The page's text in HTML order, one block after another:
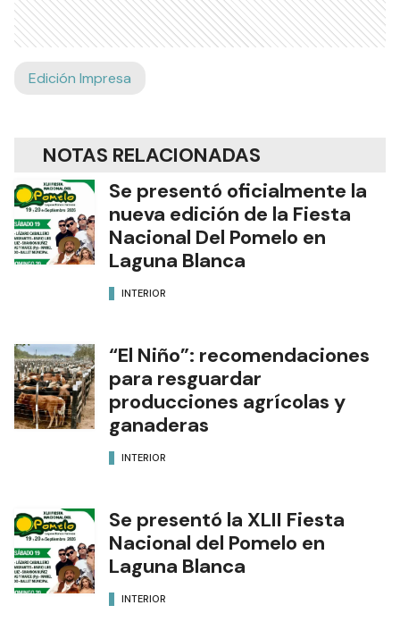
Edición Impresa
NOTAS RELACIONADAS
Se presentó oficialmente la
nueva edición de la Fiesta
Nacional Del Pomelo en
Laguna Blanca
INTERIOR
“El Niño”: recomendaciones
para resguardar
producciones agrícolas y
ganaderas
INTERIOR
Se presentó la XLII Fiesta
Nacional del Pomelo en
Laguna Blanca
INTERIOR